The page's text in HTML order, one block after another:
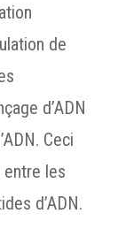
de
d’ADN
Ceci
entre les
d’ADN.